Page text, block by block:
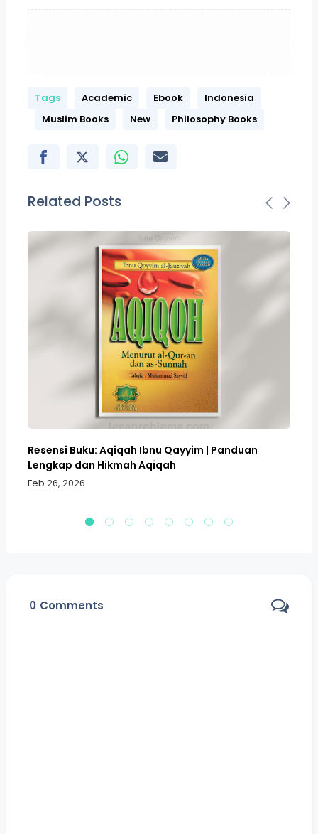
Tags Academic Ebook
Indonesia
Muslim Books
New Philosophy Books
Related Posts
Resensi Buku: Aqiqah Ibnu Qayyim | Panduan
Lengkap dan Hikmah Aqiqah
Feb 26, 2026
0 Comments